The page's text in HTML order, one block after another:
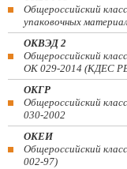
Общероссийский
упаковочных
ОКВЭД 2
Общероссийский
ОК 029-2014 (КДЕС
ОКГР
Общероссийский
030-2002
ОКЕИ
Общероссийский
002-97)